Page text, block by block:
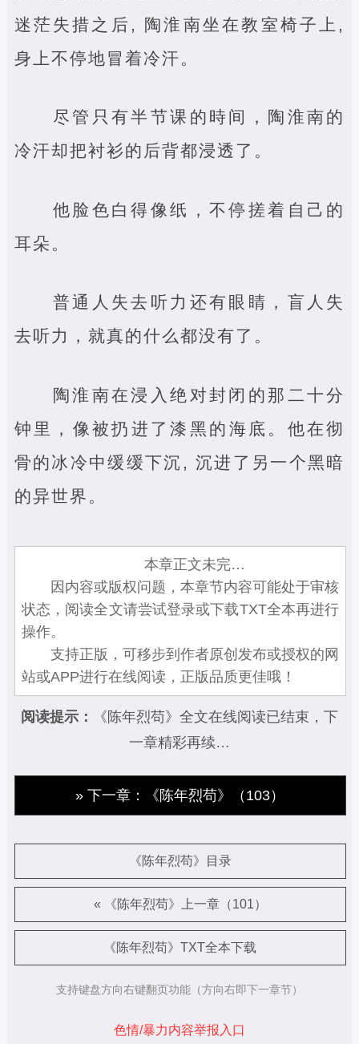
迷茫失措之后, 陶淮南坐在教室椅子上,
身上不停地冒着冷汗。
尽管只有半节课的時间，陶淮南的
冷汗却把衬衫的后背都浸透了。
他脸色白得像纸，不停搓着自己的
耳朵。
普通人失去听力还有眼睛，盲人失
去听力，就真的什么都没有了。
陶淮南在浸入绝对封闭的那二十分
钟里，像被扔进了漆黑的海底。他在彻
骨的冰冷中缓缓下沉, 沉进了另一个黑暗
的异世界。
本章正文未完…
因内容或版权问题，本章节内容可能处于审核
状态，阅读全文请尝试登录或下载TXT全本再进行
操作。
支持正版，可移步到作者原创发布或授权的网
站或APP进行在线阅读，正版品质更佳哦！
阅读提示：
《陈年烈苟》全文在线阅读已结束，下
一章精彩再续…
» 下一章：《陈年烈苟》（103）
《陈年烈苟》目录
« 《陈年烈苟》上一章（101）
《陈年烈苟》TXT全本下载
支持键盘方向右键翻页功能（方向右即下一章节）
色情/暴力内容举报入口